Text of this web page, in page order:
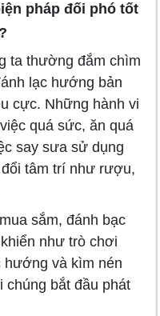
pháp đối phó tốt
ta thường đắm chìm
lạc hướng bản
cực. Những hành vi
quá sức, ăn quá
say sưa sử dụng
tâm trí như rượu,
sắm, đánh bạc
như trò chơi
hướng và kìm nén
chúng bắt đầu phát